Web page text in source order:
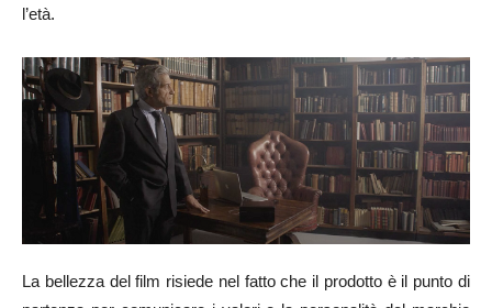
l’età.
La bellezza del film risiede nel fatto che il prodotto è il punto di